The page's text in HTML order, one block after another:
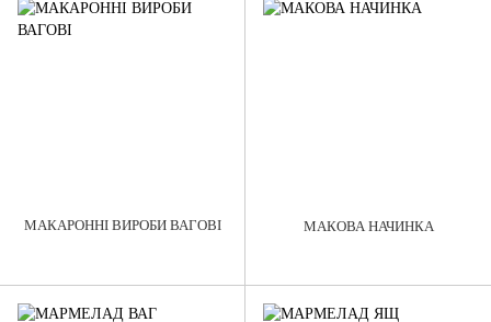
МАКАРОННІ ВИРОБИ ВАГОВI МАКОВА НАЧИНКА